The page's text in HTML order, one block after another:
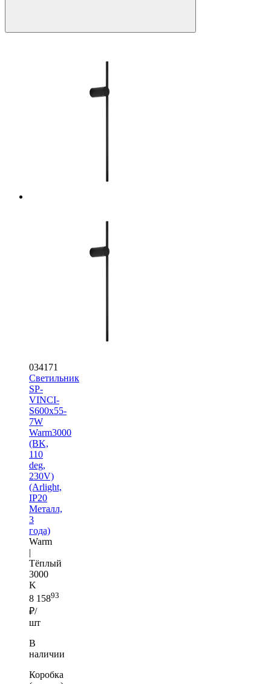
034171
Светильник
SP-
VINCI-
S600x55-
7W
Warm3000
(BK,
110
deg,
230V)
(Arlight,
IP20
Металл,
3
года)
Warm
|
Тёплый
3000
K
8 15893
₽/
шт
В
наличии
Коробка